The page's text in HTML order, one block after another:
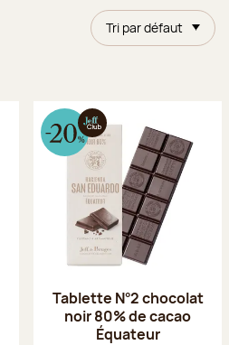
Tri par défaut
Tablette N°2 chocolat
noir 80% de cacao
Équateur